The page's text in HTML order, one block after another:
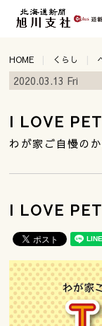
HOME くらし
2020.03.13 Fri
I LOVE PET
わが家ご自慢の
I LOVE PET